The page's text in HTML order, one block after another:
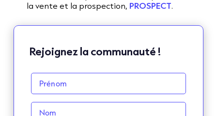
la vente et la prospection, PROSPECT.
Rejoignez la communauté !